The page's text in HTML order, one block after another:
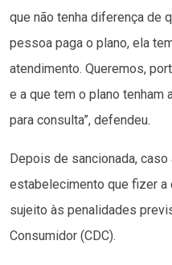
que não tenha diferença de
pessoa paga o plano, ela
atendimento. Queremos,
e a que tem o plano tenham
para consulta”, defendeu.
Depois de sancionada,
estabelecimento que fizer
sujeito às penalidades
Consumidor (CDC).